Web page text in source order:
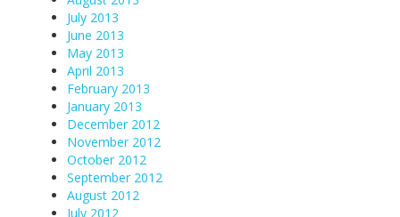
July 2013
June 2013
May 2013
April 2013
February 2013
January 2013
December 2012
November 2012
October 2012
September 2012
August 2012
July 2012